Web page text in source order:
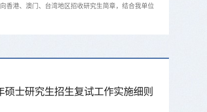
香港、澳门、台湾地区招收研究生简章，结合我单位
硕士研究生招生复试工作实施细则